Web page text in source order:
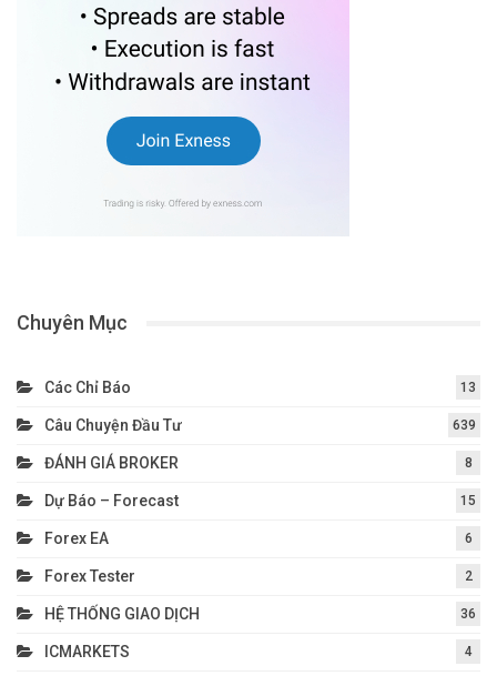
Chuyên Mục
Các Chỉ Báo 13
Câu Chuyện Đầu Tư 639
ĐÁNH GIÁ BROKER 8
Dự Báo – Forecast 15
Forex EA 6
Forex Tester 2
HỆ THỐNG GIAO DỊCH 36
ICMARKETS 4